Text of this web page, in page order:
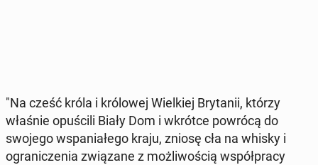
"Na cześć króla i kró­lo­wej Wiel­kiej Bry­ta­nii, którzy
właśnie opu­ści­li Biały Dom i wkrótce powrócą do
swojego wspa­nia­łe­go kraju, zniosę cła na whisky i
ogra­ni­cze­nia zwią­za­ne z moż­li­wo­ścią współ­pra­cy